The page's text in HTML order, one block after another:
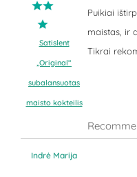
Satislent
„Original“
subalansuotas
maisto kokteilis
Puikiai
maistas, ir
Tikrai
Indrė Marija